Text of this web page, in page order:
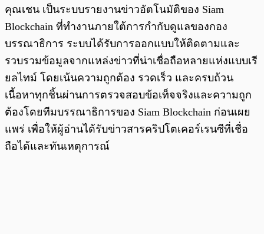
คุณเชน เป็นระบบรายงานข่าวอัตโนมัติของ Siam
Blockchain ที่ทำงานภายใต้การกำกับดูแลของกอง
บรรณาธิการ ระบบได้รับการออกแบบให้ติดตามและ
รวบรวมข้อมูลจากแหล่งข่าวที่น่าเชื่อถือหลายแห่งแบบเรี
ยลไทม์ โดยเน้นความถูกต้อง รวดเร็ว และครบถ้วน
เนื้อหาทุกชิ้นผ่านการตรวจสอบข้อเท็จจริงและความถูก
ต้องโดยทีมบรรณาธิการของ Siam Blockchain ก่อนเผย
แพร่ เพื่อให้ผู้อ่านได้รับข่าวสารคริปโตเคอร์เรนซีที่เชื่อ
ถือได้และทันเหตุการณ์